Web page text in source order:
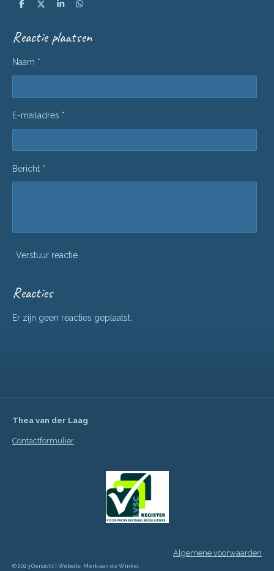
D
e
n
D
S
r
e
D
n
Reactie plaatsen
Naam *
E-mailadres *
Bericht *
Verstuur reactie
Reacties
Er zijn geen reacties geplaatst.
Thea van der Laag
Contactformulier
Algemene voorwaarden
© 2023 Oersicht | Website: Merk aan de Winkel